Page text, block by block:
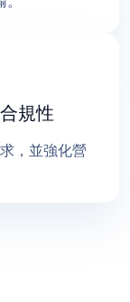
規性
，並強化營